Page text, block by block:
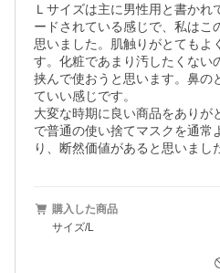
Ｌサイズは主に男性用と書か
ードされている感じで、私はこ
思いました。肌触りがとてもよ
す。化粧であまり汚したくない
挟んで使おうと思います。鼻の
ていい感じです。
大変な時期に良い商品をありが
で普通の使い捨てマスクを通常
り、断然価値があると思いまし
購入した商品
サイズ/L